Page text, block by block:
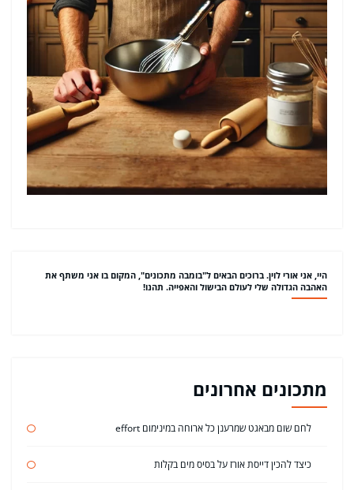
היי, אני אורי לוין. ברוכים הבאים ל"בומבה מתכונים", המקום בו אני משתף את
האהבה הגדולה שלי לעולם הבישול והאפייה. תהנו!
מתכונים אחרונים
לחם שום מבאגט שמרענן כל ארוחה במינימום effort
כיצד להכין דייסת אורז על בסיס מים בקלות